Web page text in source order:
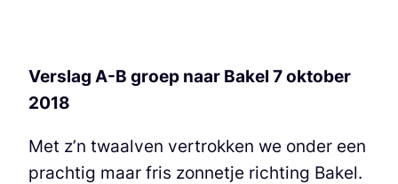
Verslag A-B groep naar Bakel 7 oktober
2018
Met z’n twaalven vertrokken we onder een
prachtig maar fris zonnetje richting Bakel.